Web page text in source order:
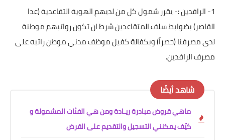
1- الرافدين :- يقرر شمول كل من لديهم الهوية التقاعدية (عدا
القاصر) بضوابط سلف المتقاعدين شرط ان تكون رواتبهم موطنة
لدى مصرفنا (حصراً) وبكفالة كفيل موظف مدني موطن راتبه على
مصرف الرافدين.
شاهد أيضًا
ماهي قروض مبادرة ريـادة ومن هي الفئات المشمولة و
كيّف يمكنني التسجيل والتقديم على القرض